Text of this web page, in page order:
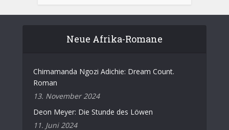
Neue Afrika-Romane
Chimamanda Ngozi Adichie: Dream Count.
Roman
13. November 2024
Deon Meyer: Die Stunde des Löwen
11. Juni 2024